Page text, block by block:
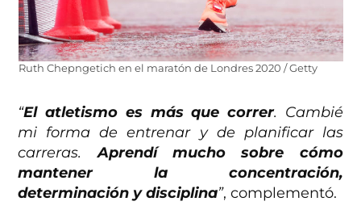
Ruth Chepngetich en el maratón de Londres 2020 / Getty
“El atletismo es más que correr. Cambié
mi forma de entrenar y de planificar las
carreras.Aprendí mucho sobre cómo
mantener la concentración,
determinación y disciplina”, complementó.